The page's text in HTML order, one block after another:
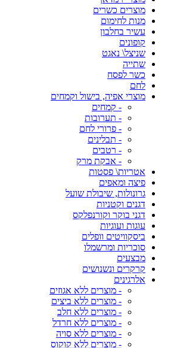
מוצרים כשרים
מנות לחימום
עשיר בחלבון
קופונים
שניצל\ נאגט
שתייה
כשר לפסח
לחם
מוצרי אפיה, בישול וקמחים
- קמחים
- תערובות
- פרורי לחם
- תבלינים
- רטבים
- אבקת מרק
אטריות\ פסטות
פיצה ומאפים
גרונולות, שיבולת שועל
דגנים וקטניות
דגני בוקר וקורנפלקס
עוגות ועוגיות
ביסקוויטים וופלים
סוכריות ומרשמלו
מבצעים
קרקרים ונשנושים
אלרגינים
- מוצרים ללא אגוזים
- מוצרים ללא ביצים
- מוצרים ללא חלב
- מוצרים ללא חרדל
- מוצרים ללא סויה
- מוצרים ללא קוקוס